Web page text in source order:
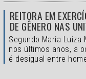
REITORA EM
DE GÊNERO NAS
Segundo Maria
nos últimos anos, a
é desigual entre